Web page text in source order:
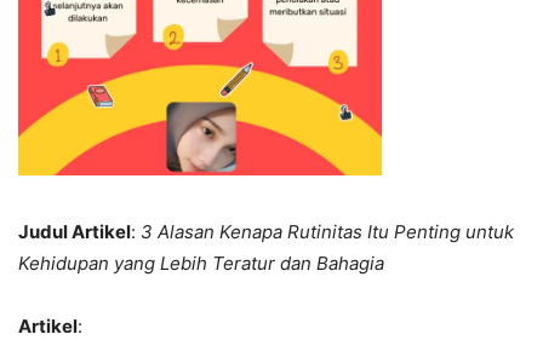
Judul Artikel: 3 Alasan Kenapa Rutinitas Itu Penting untuk
Kehidupan yang Lebih Teratur dan Bahagia
Artikel: